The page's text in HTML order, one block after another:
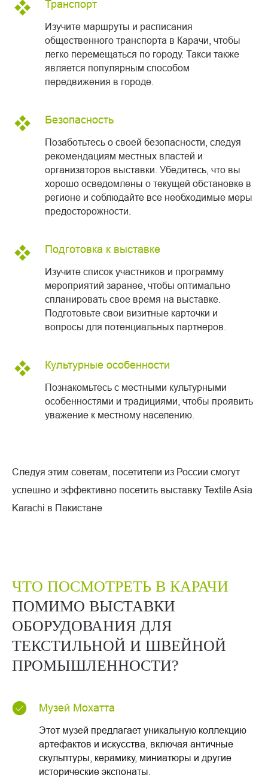
Транспорт
Изучите маршруты и расписания
общественного транспорта в Карачи, чтобы
легко перемещаться по городу. Такси также
является популярным способом
передвижения в городе.
Безопасность
Позаботьтесь о своей безопасности, следуя
рекомендациям местных властей и
организаторов выставки. Убедитесь, что вы
хорошо осведомлены о текущей обстановке в
регионе и соблюдайте все необходимые меры
предосторожности.
Подготовка к выставке
Изучите список участников и программу
мероприятий заранее, чтобы оптимально
спланировать свое время на выставке.
Подготовьте свои визитные карточки и
вопросы для потенциальных партнеров.
Культурные особенности
Познакомьтесь с местными культурными
особенностями и традициями, чтобы проявить
уважение к местному населению.
Следуя этим советам, посетители из России смогут
успешно и эффективно посетить выставку Textile Asia
Karachi в Пакистане
ЧТО ПОСМОТРЕТЬ В КАРАЧИ
ПОМИМО ВЫСТАВКИ
ОБОРУДОВАНИЯ ДЛЯ
ТЕКСТИЛЬНОЙ И ШВЕЙНОЙ
ПРОМЫШЛЕННОСТИ?
Музей Мохатта
Этот музей предлагает уникальную коллекцию
артефактов и искусства, включая античные
скульптуры, керамику, миниатюры и другие
исторические экспонаты.